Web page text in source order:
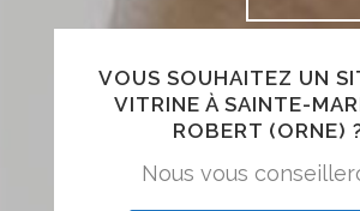
VOUS SOUHAITEZ UN
VITRINE À SAINTE-
ROBERT (ORNE)
Nous vous